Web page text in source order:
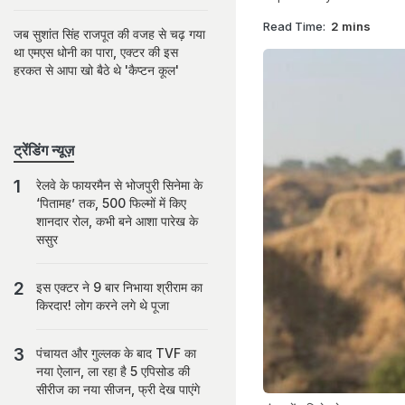
Read Time: 2 mins
जब सुशांत सिंह राजपूत की वजह से चढ़ गया
था एमएस धोनी का पारा, एक्टर की इस
हरकत से आपा खो बैठे थे 'कैप्टन कूल'
ट्रेंडिंग न्यूज़
रेलवे के फायरमैन से भोजपुरी सिनेमा के
‘पितामह’ तक, 500 फिल्मों में किए
शानदार रोल, कभी बने आशा पारेख के
ससुर
इस एक्टर ने 9 बार निभाया श्रीराम का
किरदार! लोग करने लगे थे पूजा
पंचायत और गुल्लक के बाद TVF का
नया ऐलान, ला रहा है 5 एपिसोड की
सीरीज का नया सीजन, फ्री देख पाएंगे